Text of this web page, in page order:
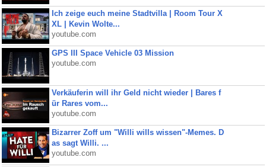
Ich zeige euch meine Stadtvilla | Room Tour X
XL | Kevin Wolte...
youtube.com
GPS III Space Vehicle 03 Mission
youtube.com
Verkäuferin will ihr Geld nicht wieder | Bares f
ür Rares vom...
youtube.com
Bizarrer Zoff um "Willi wills wissen"-Memes. D
as sagt Willi. ...
youtube.com